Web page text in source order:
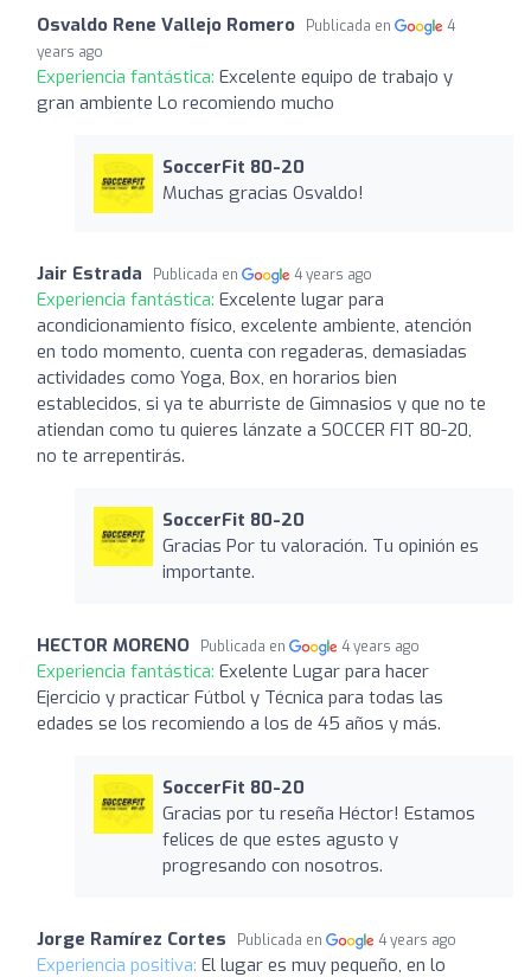
Osvaldo Rene Vallejo Romero Publicada en
4
years ago
Experiencia fantástica: Excelente equipo de trabajo y
gran ambiente Lo recomiendo mucho
SoccerFit 80-20
Muchas gracias Osvaldo!
Jair Estrada Publicada en 4 years ago
Experiencia fantástica: Excelente lugar para
acondicionamiento físico, excelente ambiente, atención
en todo momento, cuenta con regaderas, demasiadas
actividades como Yoga, Box, en horarios bien
establecidos, si ya te aburriste de Gimnasios y que no te
atiendan como tu quieres lánzate a SOCCER FIT 80-20,
no te arrepentirás.
SoccerFit 80-20
Gracias Por tu valoración. Tu opinión es
importante.
HECTOR MORENO Publicada en 4 years ago
Experiencia fantástica: Exelente Lugar para hacer
Ejercicio y practicar Fútbol y Técnica para todas las
edades se los recomiendo a los de 45 años y más.
SoccerFit 80-20
Gracias por tu reseña Héctor! Estamos
felices de que estes agusto y
progresando con nosotros.
Jorge Ramírez Cortes Publicada en 4 years ago
Experiencia positiva: El lugar es muy pequeño, en lo